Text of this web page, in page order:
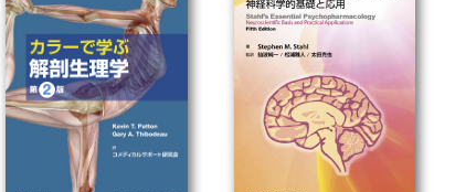
お買い物を続ける カートへ進む